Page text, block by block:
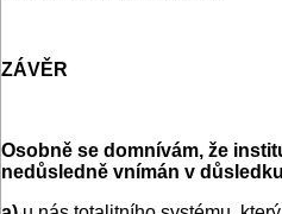
ZÁVĚR
Osobně se domnívám, že
nedůsledně vnímán v